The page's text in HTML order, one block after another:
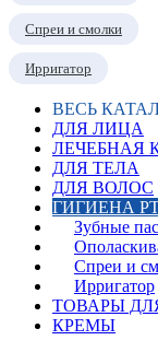
Спреи и смолки
Ирригатор
ВЕСЬ
ДЛЯ ЛИЦА
ЛЕЧЕБНАЯ
ДЛЯ ТЕЛА
ДЛЯ ВОЛОС
ГИГИЕНА
Зубные
Спреи и
Ирригатор
ТОВАРЫ
КРЕМЫ